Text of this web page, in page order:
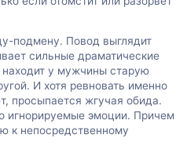
подмену. Повод выглядит
сильные драматические
у мужчины старую
И хотя ревновать именно
просыпается жгучая обида.
игнорируемые эмоции. Причем
к непосредственному